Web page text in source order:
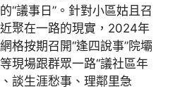
議事日”。針對小區姑且召
聚在一路的現實，2024年
格按期召開“逢四說事”院壩
現場跟群眾一路“議社區年
談生涯愁事、理鄰里急